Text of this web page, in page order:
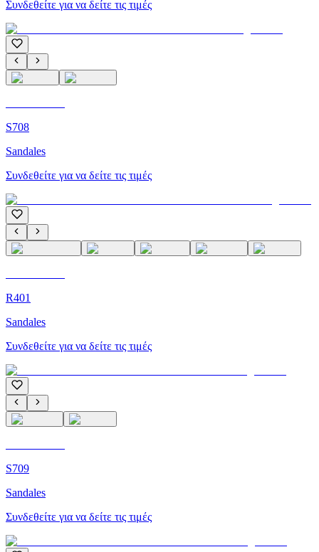
Συνδεθείτε για να δείτε τις τιμές
S708
Sandales
Συνδεθείτε για να δείτε τις τιμές
R401
Sandales
Συνδεθείτε για να δείτε τις τιμές
S709
Sandales
Συνδεθείτε για να δείτε τις τιμές